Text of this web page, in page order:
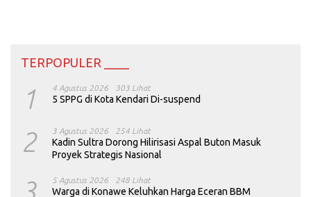
TERPOPULER ____
1 4 Agustus 2026 303 Lihat
5 SPPG di Kota Kendari Di-suspend
2 3 Agustus 2026 254 Lihat
Kadin Sultra Dorong Hilirisasi Aspal Buton Masuk
Proyek Strategis Nasional
5 Agustus 2026 248 Lihat
Warga di Konawe Keluhkan Harga Eceran BBM